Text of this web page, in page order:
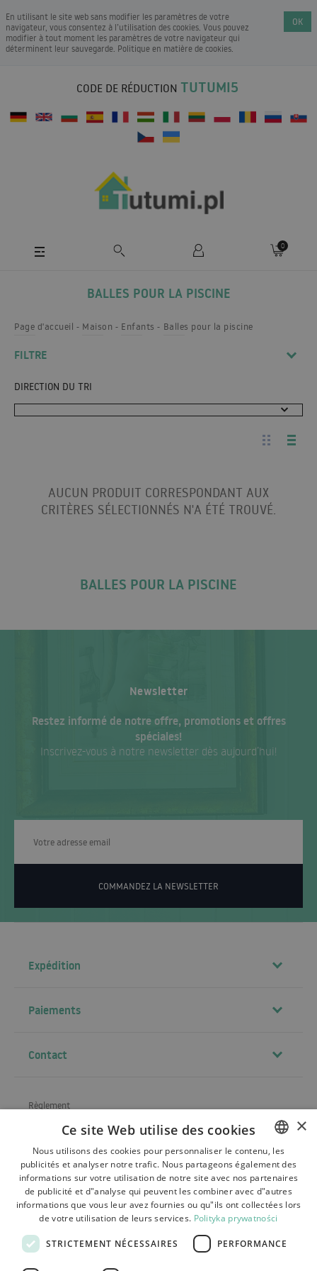
En utilisant le site web sans modifier les paramètres de votre
navigateur, vous consentez à l’utilisation des cookies. Vous pouvez
modifier à tout moment les paramètres de votre navigateur qui
déterminent leur sauvegarde. Politique en matière de cookies.
OK
CODE DE RÉDUCTION TUTUMI5
0
BALLES POUR LA PISCINE
Page d'accueil Maison Enfants Balles pour la piscine
FILTRE
DIRECTION DU TRI
AUCUN PRODUIT CORRESPONDANT AUX
CRITÈRES SÉLECTIONNÉS N'A ÉTÉ TROUVÉ.
BALLES POUR LA PISCINE
Newsletter
Restez informé de notre offre, promotions et offres
spéciales!
Inscrivez-vous à notre newsletter dès aujourd’hui!
COMMANDEZ LA NEWSLETTER
Expédition
Paiements
Contact
Règlement
À propos de la société
Expédition
Renvois, réclamations
Paiements
Contact
POLISH
BULGARIAN
×
Ce site Web utilise des cookies
Nous utilisons des cookies pour personnaliser le contenu, les
publicités et analyser notre trafic. Nous partageons également des
informations sur votre utilisation de notre site avec nos partenaires
de publicité et d"analyse qui peuvent les combiner avec d"autres
informations que vous leur avez fournies ou qu"ils ont collectées lors
de votre utilisation de leurs services. Polityka prywatności
STRICTEMENT NÉCESSAIRES PERFORMANCE